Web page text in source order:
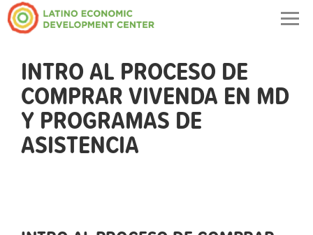
INTRO AL PROCESO DE
COMPRAR VIVENDA EN MD
Y PROGRAMAS DE
ASISTENCIA